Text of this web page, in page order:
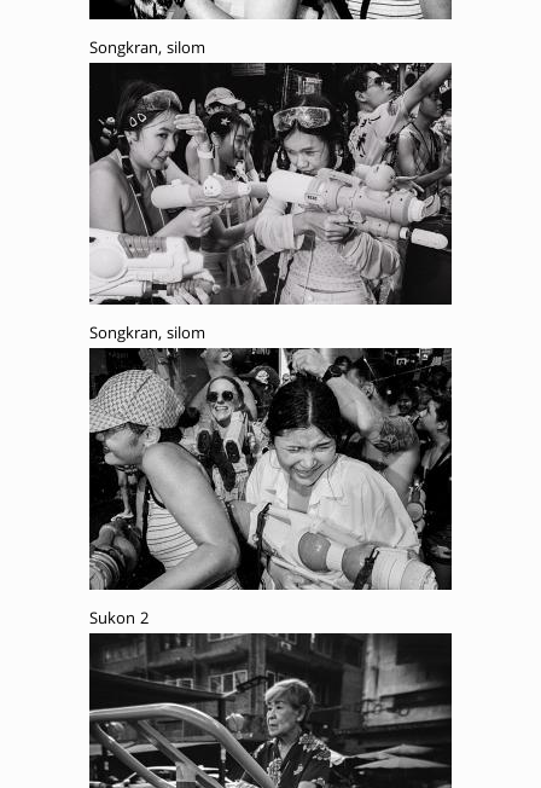
Songkran, silom
Songkran, silom
Sukon 2